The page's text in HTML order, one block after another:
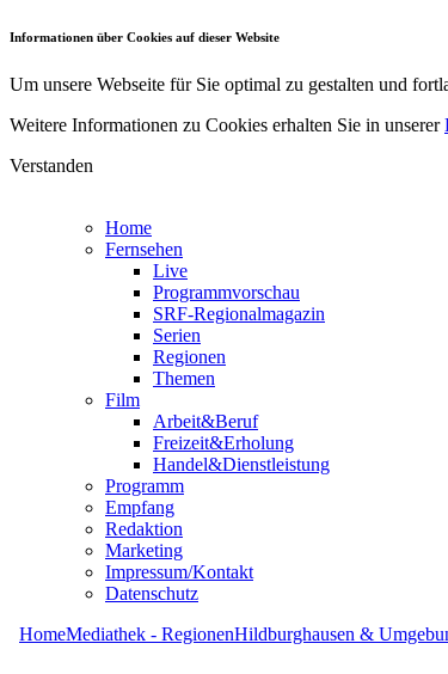
Informationen über Cookies auf dieser Website
Um unsere Webseite für Sie optimal zu gestalten und
Weitere Informationen zu Cookies erhalten Sie in unserer
Verstanden
Home
Fernsehen
Live
Programmvorschau
SRF-Regionalmagazin
Serien
Regionen
Themen
Film
Arbeit&Beruf
Freizeit&Erholung
Handel&Dienstleistung
Programm
Empfang
Redaktion
Marketing
Impressum/Kontakt
Datenschutz
HomeMediathek - RegionenHildburghausen &